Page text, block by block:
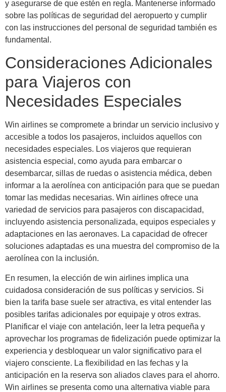
y asegurarse de que estén en regla. Mantenerse informado
sobre las políticas de seguridad del aeropuerto y cumplir
con las instrucciones del personal de seguridad también es
fundamental.
Consideraciones Adicionales
para Viajeros con
Necesidades Especiales
Win airlines se compromete a brindar un servicio inclusivo y
accesible a todos los pasajeros, incluidos aquellos con
necesidades especiales. Los viajeros que requieran
asistencia especial, como ayuda para embarcar o
desembarcar, sillas de ruedas o asistencia médica, deben
informar a la aerolínea con anticipación para que se puedan
tomar las medidas necesarias. Win airlines ofrece una
variedad de servicios para pasajeros con discapacidad,
incluyendo asistencia personalizada, equipos especiales y
adaptaciones en las aeronaves. La capacidad de ofrecer
soluciones adaptadas es una muestra del compromiso de la
aerolínea con la inclusión.
En resumen, la elección de win airlines implica una
cuidadosa consideración de sus políticas y servicios. Si
bien la tarifa base suele ser atractiva, es vital entender las
posibles tarifas adicionales por equipaje y otros extras.
Planificar el viaje con antelación, leer la letra pequeña y
aprovechar los programas de fidelización puede optimizar la
experiencia y desbloquear un valor significativo para el
viajero consciente. La flexibilidad en las fechas y la
anticipación en la reserva son aliados claves para el ahorro.
Win airlines se presenta como una alternativa viable para